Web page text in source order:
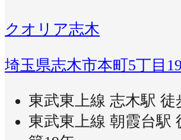
クオリア志木
埼玉県志木市本町5丁目
東武東上線 志木駅 徒
東武東上線 朝霞台駅